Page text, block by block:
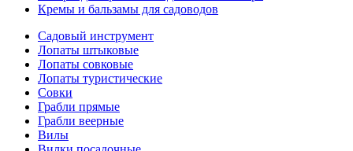
Кремы и бальзамы для садоводов
Садовый инструмент
Лопаты штыковые
Лопаты совковые
Лопаты туристические
Совки
Грабли прямые
Грабли веерные
Вилы